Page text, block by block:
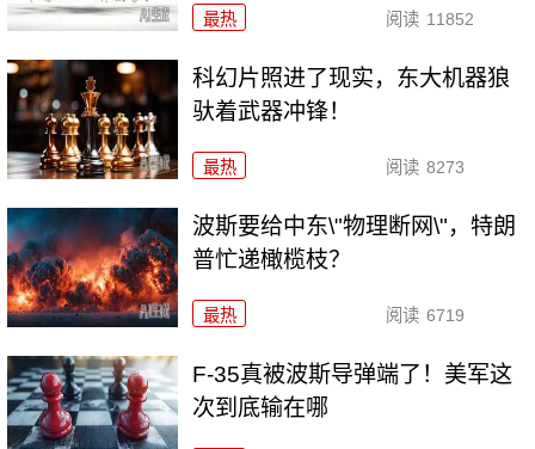
最热 阅读 11852
科幻片照进了现实，东大机器狼
驮着武器冲锋！
最热 阅读 8273
波斯要给中东\"物理断网\"，特朗
普忙递橄榄枝？
最热 阅读 6719
F-35真被波斯导弹端了！美军这
次到底输在哪